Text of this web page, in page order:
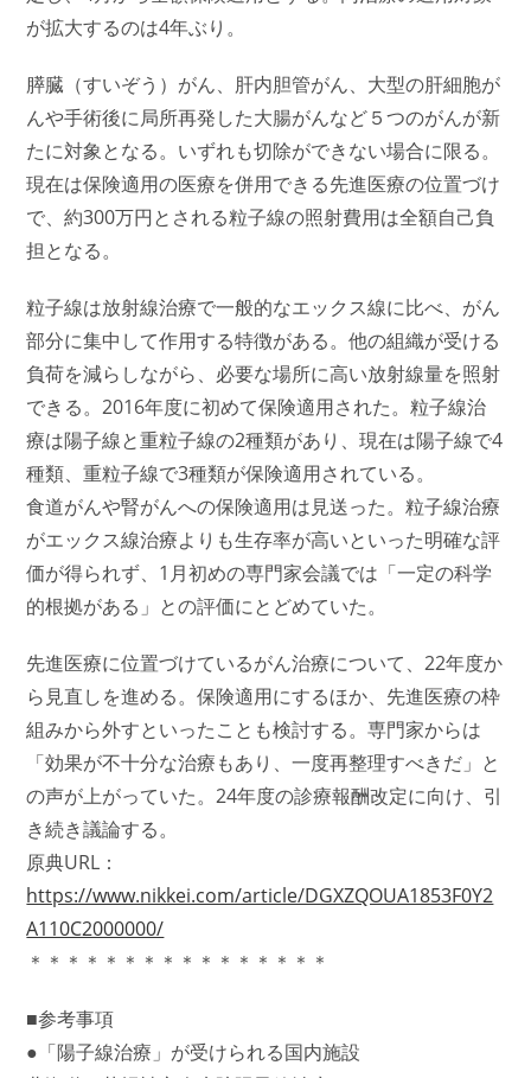
が拡大するのは4年ぶり。
膵臓（すいぞう）がん、 肝内胆管がん、 大型の肝細胞が
んや手術後に局所再発した大腸がんなど５つのがんが新
たに対象となる。いずれも切除ができない場合に限る。
現在は保険適用の医療を併用できる先進医療の位置づけ
で、約300万円とされる粒子線の照射費用は全額自己負
担となる。
粒子線は放射線治療で一般的なエックス線に比べ、がん
部分に集中して作用する特徴がある。他の組織が受ける
負荷を減らしながら、必要な場所に高い放射線量を照射
できる。2016年度に初めて保険適用された。粒子線治
療は陽子線と重粒子線の2種類があり、現在は陽子線で4
種類、重粒子線で3種類が保険適用されている。
食道がんや腎がんへの保険適用は見送った。粒子線治療
がエックス線治療よりも生存率が高いといった明確な評
価が得られず、1月初めの専門家会議では「一定の科学
的根拠がある」との評価にとどめていた。
先進医療に位置づけているがん治療について、22年度か
ら見直しを進める。保険適用にするほか、先進医療の枠
組みから外すといったことも検討する。専門家からは
「効果が不十分な治療もあり、一度再整理すべきだ」と
の声が上がっていた。24年度の診療報酬改定に向け、引
き続き議論する。
原典URL：
https://www.nikkei.com/article/DGXZQOUA1853F0Y2
A110C2000000/
＊＊＊＊＊＊＊＊＊＊＊＊＊＊＊＊
■参考事項
●「陽子線治療」が受けられる国内施設